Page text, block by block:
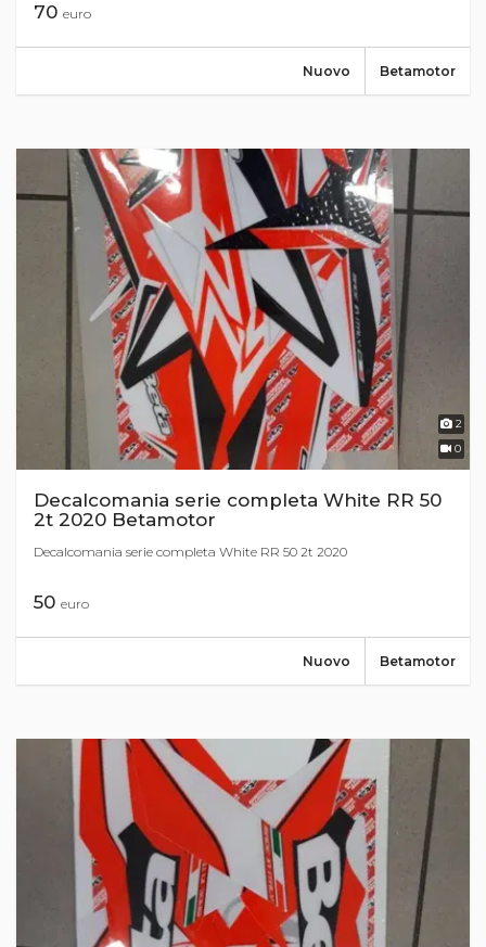
70 euro
Betamotor
Nuovo
2
0
Decalcomania serie completa White RR 50
2t 2020 Betamotor
Decalcomania serie completa White RR 50 2t 2020
50 euro
Betamotor
Nuovo